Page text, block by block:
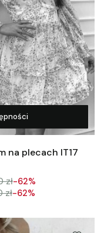
na plecach IT17
zł-62%
zł-62%